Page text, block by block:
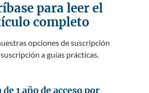
para leer el
completo
opciones de suscripción
a guías prácticas.
1 año de acceso por